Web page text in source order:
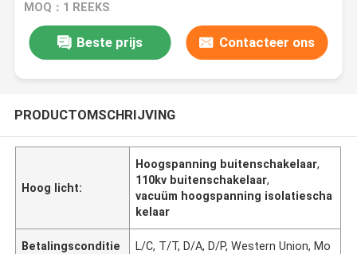
MOQ：1 REEKS
Beste prijs Contacteer ons
PRODUCTOMSCHRIJVING
Hoog licht:
Hoogspanning buitenschakelaar,
110kv buitenschakelaar,
vacuüm hoogspanning isolatiescha
kelaar
Betalingsconditie
L/C, T/T, D/A, D/P, Western Union, Mo